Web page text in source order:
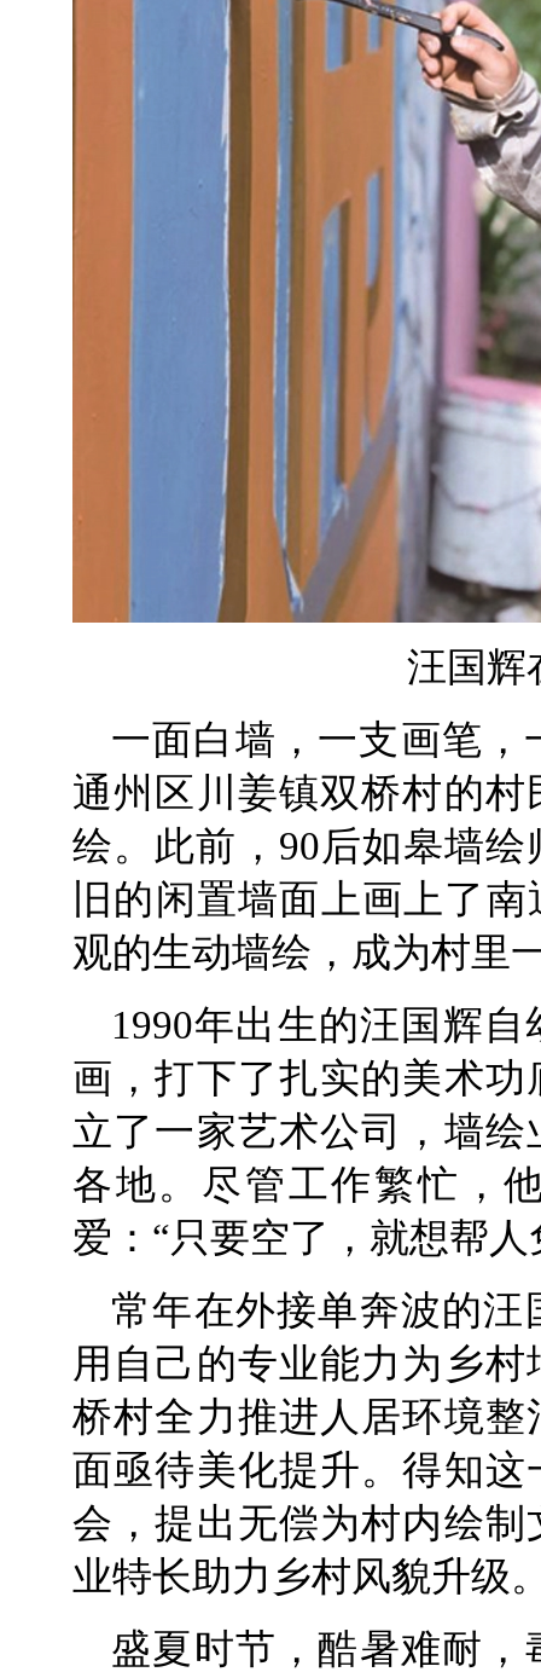
汪国辉
一面白墙，一支画笔，
通州区川姜镇双桥村的
绘。此前，90后如皋墙
旧的闲置墙面上画上了
观的生动墙绘，成为村里
1990年出生的汪国辉
画，打下了扎实的美术
立了一家艺术公司，墙
各地。尽管工作繁忙，
爱：“只要空了，就想帮
常年在外接单奔波的
用自己的专业能力为乡
桥村全力推进人居环境
面亟待美化提升。得知
会，提出无偿为村内绘
业特长助力乡村风貌升级
盛夏时节，酷暑难耐